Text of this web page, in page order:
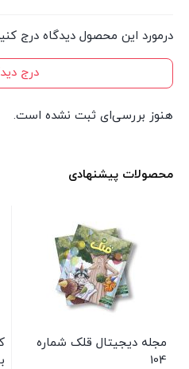
درمورد این محصول دیدگاه درج
درج
هنوز بررسی‌ای ثبت نشده است.
محصولات پیشنهادی
مجله دیجیتال قلک شماره
104